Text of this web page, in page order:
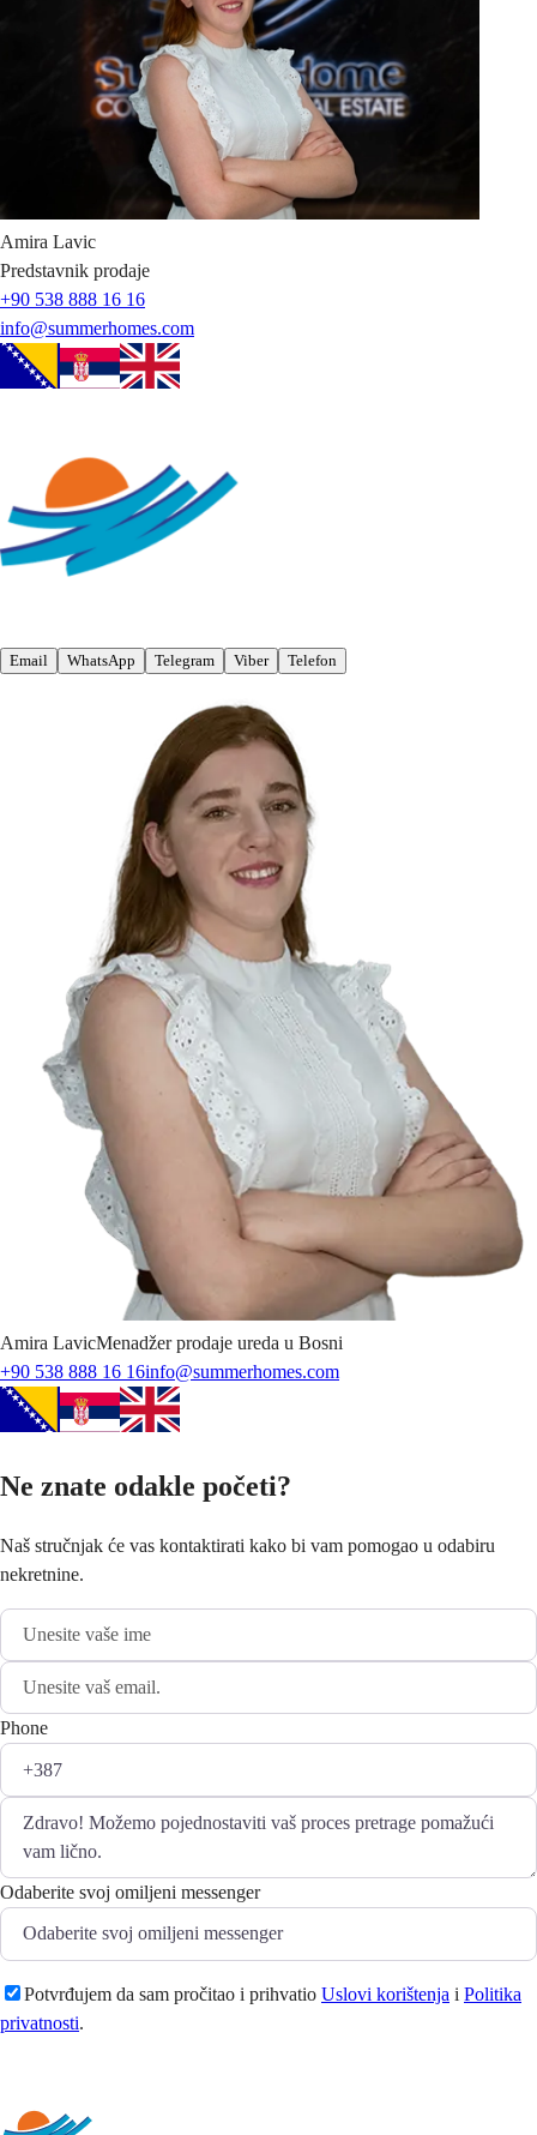
Amira Lavic
Predstavnik prodaje
+90 538 888 16 16
info@summerhomes.com
Email WhatsApp Telegram Viber Telefon
Amira LavicMenadžer prodaje ureda u Bosni
+90 538 888 16 16info@summerhomes.com
Ne znate odakle početi?
Naš stručnjak će vas kontaktirati kako bi vam pomogao u odabiru
nekretnine.
Phone
Odaberite svoj omiljeni messenger
Potvrđujem da sam pročitao i prihvatio Uslovi korištenja i Politika
privatnosti.